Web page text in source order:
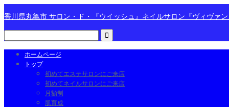
香川県丸亀市 サロン・ド・『ウイッシュ』ネイルサロン『ヴィヴァ
ホームページ
トップ
初めてエステサロンにご来店
初めてネイルサロンにご来店
月額制
肌育成